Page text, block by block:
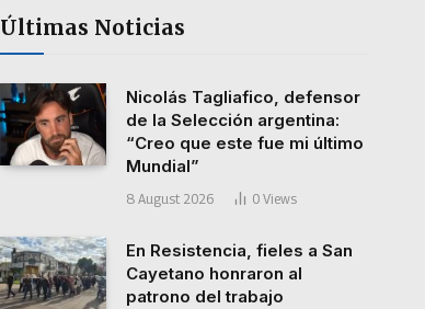
Últimas Noticias
Nicolás Tagliafico, defensor
de la Selección argentina:
“Creo que este fue mi último
Mundial”
8 August 2026 0 Views
En Resistencia, fieles a San
Cayetano honraron al
patrono del trabajo